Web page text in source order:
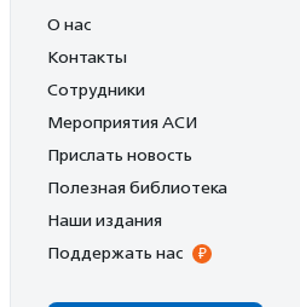
О нас
Контакты
Сотрудники
Мероприятия АСИ
Прислать новость
Полезная библиотека
Наши издания
Поддержать нас